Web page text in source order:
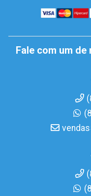
Fale com um